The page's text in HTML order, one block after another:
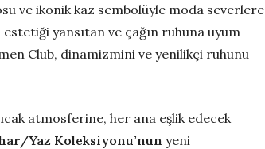
ve ikonik kaz sembolüyle moda severlere
yansıtan ve çağın ruhuna uyum
Club, dinamizmini ve yenilikçi ruhunu
atmosferine, her ana eşlik edecek
Yaz Koleksiyonu’nun yeni